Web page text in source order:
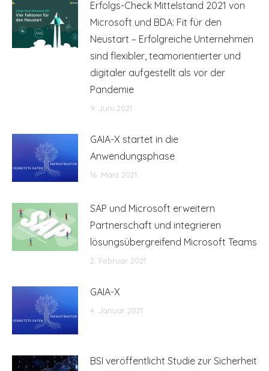
Erfolgs-Check Mittelstand 2021 von
Microsoft und BDA: Fit für den
Neustart – Erfolgreiche Unternehmen
sind flexibler, teamorientierter und
digitaler aufgestellt als vor der
Pandemie
9. Juni 2021
GAIA-X startet in die
Anwendungsphase
16. März 2021
SAP und Microsoft erweitern
Partnerschaft und integrieren
lösungsübergreifend Microsoft Teams
2. Februar 2021
GAIA-X
4. Januar 2021
BSI veröffentlicht Studie zur Sicherheit